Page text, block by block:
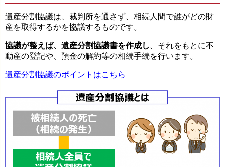
遺産分割協議は、裁判所を通さず、相続人間で誰がどの財
産を取得するかを協議するものです。
協議が整えば、遺産分割協議書を作成し
、それをもとに不
動産の登記や、預金の解約等の相続手続を行います。
遺産分割協議のポイントはこちら